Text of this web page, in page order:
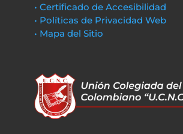
• Certificado de Accesibilidad
• Políticas de Privacidad Web
• Mapa del Sitio